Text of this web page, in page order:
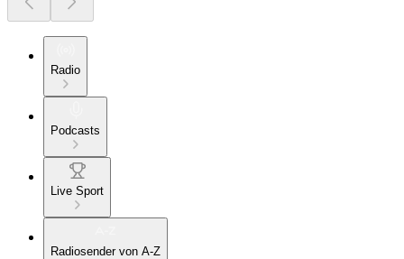
Radio
Podcasts
Live Sport
Radiosender von A-Z